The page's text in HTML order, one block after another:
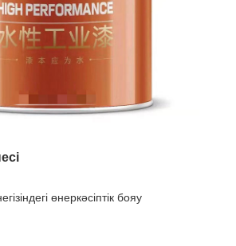
өнеркәсіптік бояу